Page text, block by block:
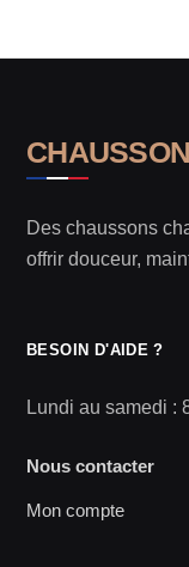
Des chaussons
offrir douceur,
BESOIN D'AIDE ?
Lundi au samedi :
Nous contacter
Mon compte